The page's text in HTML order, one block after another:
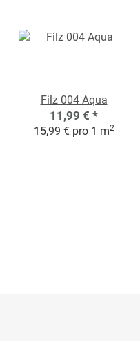
Filz 004 Aqua
11,99 € *
15,99 € pro 1 m2